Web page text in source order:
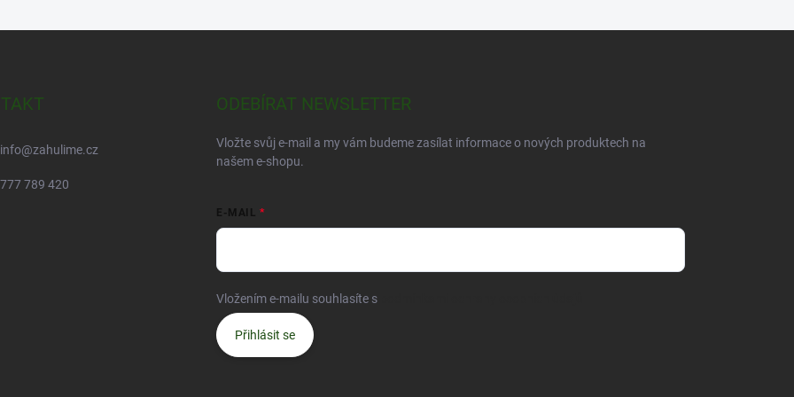
info@zahulime.cz
777 789 420
ODEBÍRAT NEWSLETTER
Vložte svůj e-mail a my vám budeme zasílat informace o nových produktech na
našem e-shopu.
E-MAIL
Vložením e-mailu souhlasíte s
Přihlásit se